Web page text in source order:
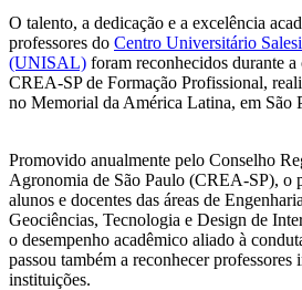
O talento, a dedicação e a excelência
professores do Centro Universitário
(UNISAL) foram reconhecidos durante
CREA-SP de Formação Profissional,
no Memorial da América Latina, em São
Promovido anualmente pelo Conselho
Agronomia de São Paulo (CREA-SP), o
alunos e docentes das áreas de
Geociências, Tecnologia e Design de
o desempenho acadêmico aliado à
passou também a reconhecer professores
instituições.